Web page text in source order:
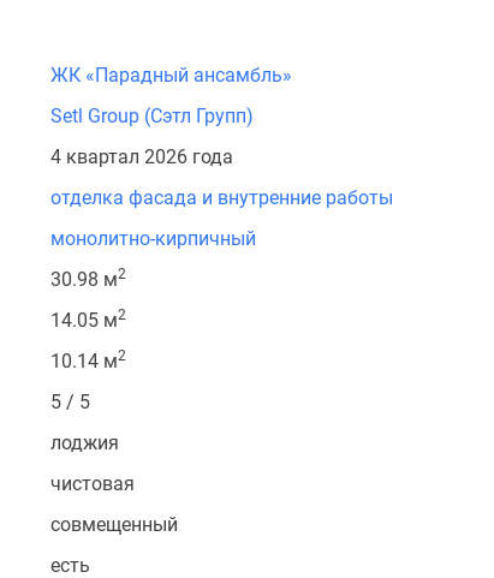
ЖК «Парадный ансамбль»
Setl Group (Сэтл Групп)
4 квартал 2026 года
отделка фасада и внутренние работы
монолитно-кирпичный
30.98 м2
14.05 м2
10.14 м2
5 / 5
лоджия
чистовая
совмещенный
есть